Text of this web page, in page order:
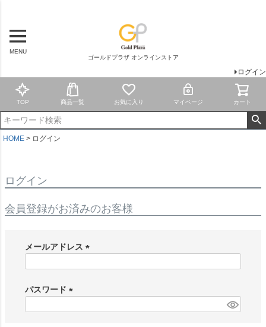
MENU
ゴールドプラザ オンラインストア
ログイン
TOP 商品一覧 お気に入り マイページ カート
HOME ログイン
ログイン
会員登録がお済みのお客様
メールアドレス
)
パスワード